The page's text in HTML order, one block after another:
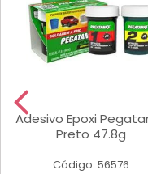
Adesivo Epoxi
Preto 47.8g
Código: 56576